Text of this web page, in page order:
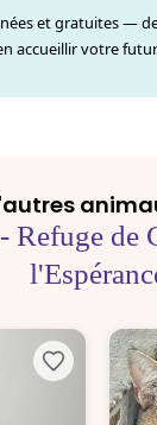
et gratuites —
accueillir votre
Refuge de